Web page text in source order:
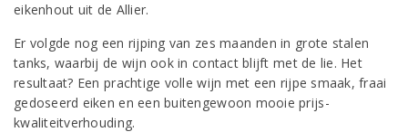
eikenhout uit de Allier.
Er volgde nog een rijping van zes maanden in grote stalen
tanks, waarbij de wijn ook in contact blijft met de lie. Het
resultaat? Een prachtige volle wijn met een rijpe smaak, fraai
gedoseerd eiken en een buitengewoon mooie prijs-
kwaliteitverhouding.